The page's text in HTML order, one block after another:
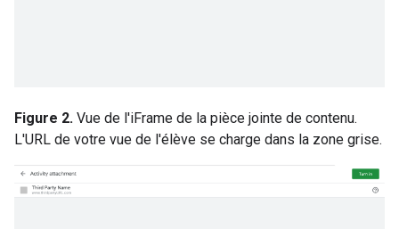
Figure 2. Vue de l'iFrame de la pièce jointe de contenu.
L'URL de votre vue de l'élève se charge dans la zone grise.